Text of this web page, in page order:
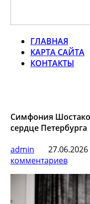
ГЛАВНАЯ
КАРТА САЙТА
КОНТАКТЫ
Симфония
сердце Петербурга
admin
27.06.2026
комментариев